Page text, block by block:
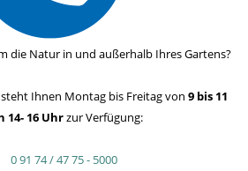
die Natur in und außerhalb Ihres Gartens?
Ihnen Montag bis Freitag von 9 bis 11
14- 16 Uhrzur Verfügung:
0 91 74 / 47 75 - 5000